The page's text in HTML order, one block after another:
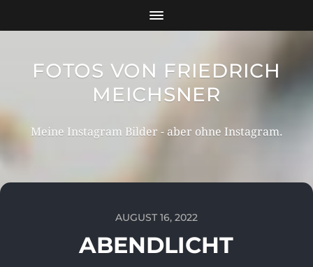
FOTOS VON FRIEDRICH
MEICHSNER
Meine Instagram Bilder - aber ohne Instagram.
AUGUST 16, 2022
ABENDLICHT